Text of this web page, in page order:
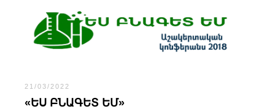
21/03/2022
«ԵՍ ԲՆԱԳԵՏ ԵՄ»